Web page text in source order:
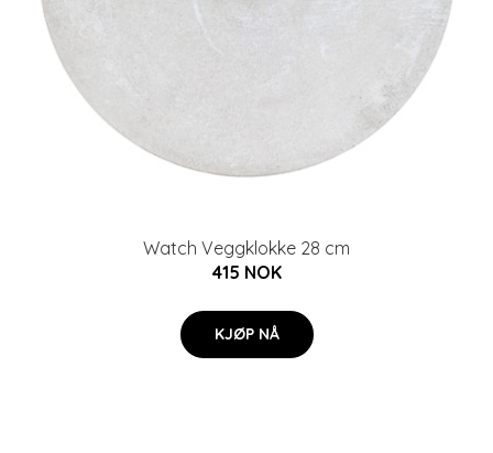
Watch Veggklokke 28 cm
415 NOK
KJØP NÅ